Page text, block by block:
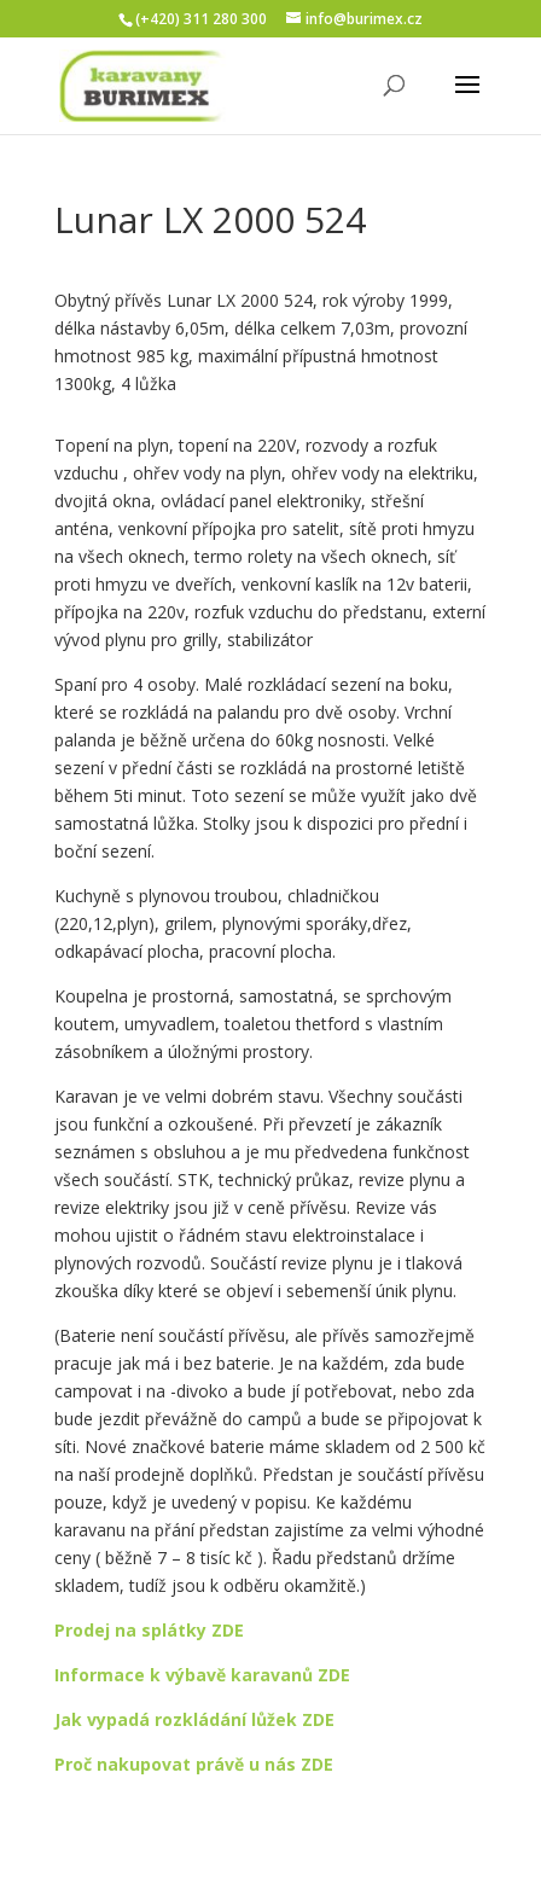
(+420) 311 280 300 info@burimex.cz
Lunar LX 2000 524
Obytný přívěs Lunar LX 2000 524, rok výroby 1999,
délka nástavby 6,05m, délka celkem 7,03m, provozní
hmotnost 985 kg, maximální přípustná hmotnost
1300kg, 4 lůžka
Topení na plyn, topení na 220V, rozvody a rozfuk
vzduchu , ohřev vody na plyn, ohřev vody na elektriku,
dvojitá okna, ovládací panel elektroniky, střešní
anténa, venkovní přípojka pro satelit, sítě proti hmyzu
na všech oknech, termo rolety na všech oknech, síť
proti hmyzu ve dveřích, venkovní kaslík na 12v baterii,
přípojka na 220v, rozfuk vzduchu do předstanu, externí
vývod plynu pro grilly, stabilizátor
Spaní pro 4 osoby. Malé rozkládací sezení na boku,
které se rozkládá na palandu pro dvě osoby. Vrchní
palanda je běžně určena do 60kg nosnosti. Velké
sezení v přední části se rozkládá na prostorné letiště
během 5ti minut. Toto sezení se může využít jako dvě
samostatná lůžka. Stolky jsou k dispozici pro přední i
boční sezení.
Kuchyně s plynovou troubou, chladničkou
(220,12,plyn), grilem, plynovými sporáky,dřez,
odkapávací plocha, pracovní plocha.
Koupelna je prostorná, samostatná, se sprchovým
koutem, umyvadlem, toaletou thetford s vlastním
zásobníkem a úložnými prostory.
Karavan je ve velmi dobrém stavu. Všechny součásti
jsou funkční a ozkoušené. Při převzetí je zákazník
seznámen s obsluhou a je mu předvedena funkčnost
všech součástí. STK, technický průkaz, revize plynu a
revize elektriky jsou již v ceně přívěsu. Revize vás
mohou ujistit o řádném stavu elektroinstalace i
plynových rozvodů. Součástí revize plynu je i tlaková
zkouška díky které se objeví i sebemenší únik plynu.
(Baterie není součástí přívěsu, ale přívěs samozřejmě
pracuje jak má i bez baterie. Je na každém, zda bude
campovat i na -divoko a bude jí potřebovat, nebo zda
bude jezdit převážně do campů a bude se připojovat k
síti. Nové značkové baterie máme skladem od 2 500 kč
na naší prodejně doplňků. Předstan je součástí přívěsu
pouze, když je uvedený v popisu. Ke každému
karavanu na přání předstan zajistíme za velmi výhodné
ceny ( běžně 7 – 8 tisíc kč ). Řadu předstanů držíme
skladem, tudíž jsou k odběru okamžitě.)
Prodej na splátky ZDE
Informace k výbavě karavanů ZDE
Jak vypadá rozkládání lůžek ZDE
Proč nakupovat právě u nás ZDE